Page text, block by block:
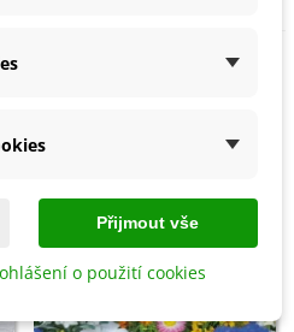
Přijmout vše
o použití cookies